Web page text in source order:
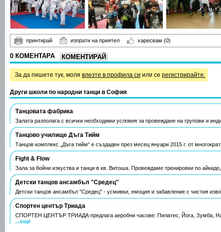
принтирай изпрати на приятел харесвам (0)
0 КОМЕНТАРА КОМЕНТИРАЙ
За да пишете тук, моля влезте в профила си или се регистрирайте.
Други школи по народни танци в София
Танцовата фабрика
Залата разполага с всички необходими условия за провеждане на групови и
Танцово училище Дъга Тийм
Танцов комплекс „Дъга тийм“ е създаден през месец януари 2015 г. от
Fight & Flow
Зала за бойни изкуства и танци в кв. Витоша. Провеждаме тренировки по
Детски танцов ансамбъл "Средец"
Детски танцов ансамбъл "Средец" - усмивки, емоция и забавление с чистия
Спортен център Триада
СПОРТЕН ЦЕНТЪР ТРИАДА предлага аеробни часове: Пилатес, Йога, Зумба,
...още